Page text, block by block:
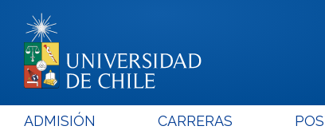
ADMISIÓN CARRERAS